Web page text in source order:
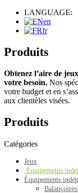
LANGUAGE:
en
fr
Produits
Obtenez l’aire de
votre besoin. Nos
votre budget et en
aux clientèles visées.
Produits
Catégories
Jeux
Équipements
Équipements